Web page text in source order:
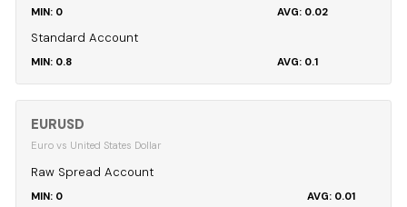
0 0.02
0.8 0.1
Standard Account
EURUSD
Euro vs United States Dollar
0 0.01
Raw Spread Account